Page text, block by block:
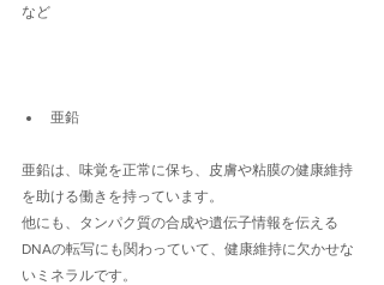
など
亜鉛
亜鉛は、味覚を正常に保ち、皮膚や粘膜の健康維持
を助ける働きを持っています。
他にも、タンパク質の合成や遺伝子情報を伝える
DNAの転写にも関わっていて、健康維持に欠かせな
いミネラルです。